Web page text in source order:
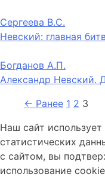
Сергеева В.С.
Невский: главная
Богданов А.П.
Александр Невский.
← Ранее 1 2 3
Наш сайт
статистических
с сайтом, вы
использование